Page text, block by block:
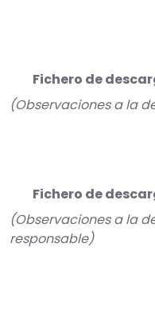
Fichero de
(Observaciones a la
Fichero de
(Observaciones a la
responsable)